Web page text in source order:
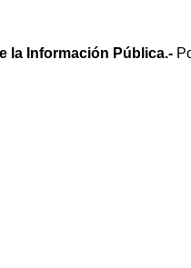
la Información Pública.-